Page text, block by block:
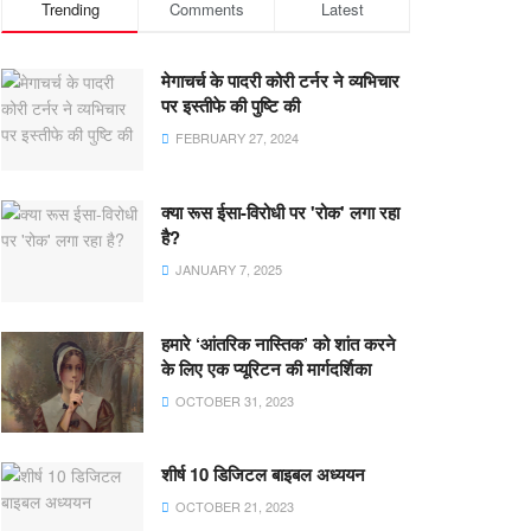
Trending Comments Latest
मेगाचर्च के पादरी कोरी टर्नर ने व्यभिचार
पर इस्तीफे की पुष्टि की
FEBRUARY 27, 2024
क्या रूस ईसा-विरोधी पर 'रोक' लगा रहा
है?
JANUARY 7, 2025
हमारे ‘आंतरिक नास्तिक’ को शांत करने
के लिए एक प्यूरिटन की मार्गदर्शिका
OCTOBER 31, 2023
शीर्ष 10 डिजिटल बाइबल अध्ययन
OCTOBER 21, 2023